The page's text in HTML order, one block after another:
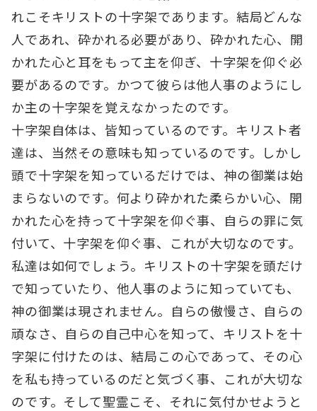
れこそキリストの十字架であります。結局どんな
人であれ、砕かれる必要があり、砕かれた心、開
かれた心と耳をもって主を仰ぎ、十字架を仰ぐ必
要があるのです。かつて彼らは他人事のようにし
か主の十字架を覚えなかったのです。
十字架自体は、皆知っているのです。キリスト者
達は、当然その意味も知っているのです。しかし
頭で十字架を知っているだけでは、神の御業は始
まらないのです。何より砕かれた柔らかい心、開
かれた心を持って十字架を仰ぐ事、自らの罪に気
付いて、十字架を仰ぐ事、これが大切なのです。
私達は如何でしょう。キリストの十字架を頭だけ
で知っていたり、他人事のように知っていても、
神の御業は現されません。自らの傲慢さ、自らの
頑なさ、自らの自己中心を知って、キリストを十
字架に付けたのは、結局この心であって、その心
を私も持っているのだと気づく事、これが大切な
のです。そして聖霊こそ、それに気付かせようと